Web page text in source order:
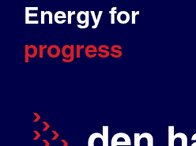
Energy for
progress